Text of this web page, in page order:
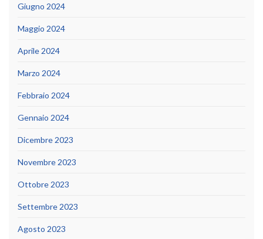
Giugno 2024
Maggio 2024
Aprile 2024
Marzo 2024
Febbraio 2024
Gennaio 2024
Dicembre 2023
Novembre 2023
Ottobre 2023
Settembre 2023
Agosto 2023